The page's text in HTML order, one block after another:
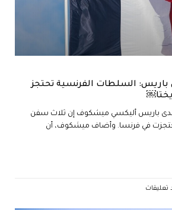
السلطات الفرنسية تحتجز
لدى باريس أليكسي ميشكوف إن ثلاث سفن
في فرنسا. وأضاف ميشكوف، أن
تعليقات